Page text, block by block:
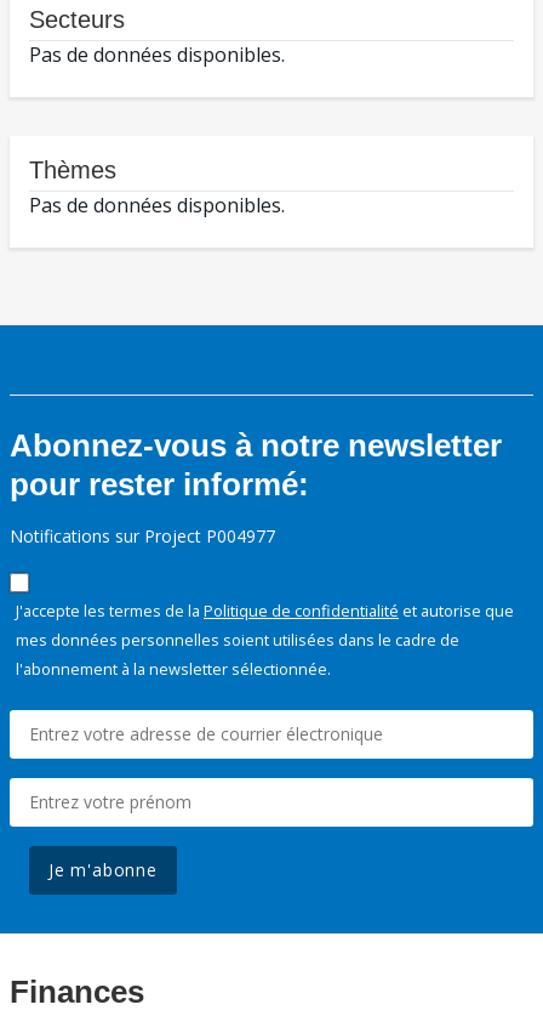
Secteurs
Pas de données disponibles.
Thèmes
Pas de données disponibles.
Abonnez-vous à notre newsletter
pour rester informé:
Notifications sur Project P004977
J'accepte les termes de la Politique de confidentialité et autorise que
mes données personnelles soient utilisées dans le cadre de
l'abonnement à la newsletter sélectionnée.
Je m'abonne
Finances